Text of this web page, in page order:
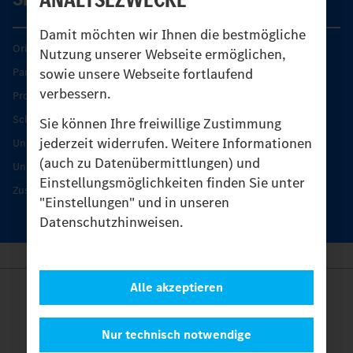
Damit möchten wir Ihnen die bestmögliche
Nutzung unserer Webseite ermöglichen,
sowie unsere Webseite fortlaufend
verbessern.
Sie können Ihre freiwillige Zustimmung
jederzeit widerrufen. Weitere Informationen
(auch zu Datenübermittlungen) und
Einstellungsmöglichkeiten finden Sie unter
"Einstellungen" und in unseren
Datenschutzhinweisen.
Nur technisch notwendige
Alle akzeptieren
Original-Teile
Partner finden
Produkt-Highlights
Schutz und Werterhalt
Unimog Serviceangebot
Unimog Servicetage
Zusatzleistungen
Anbieter
Rechtliche Hinweise
Kontakt
Cookies